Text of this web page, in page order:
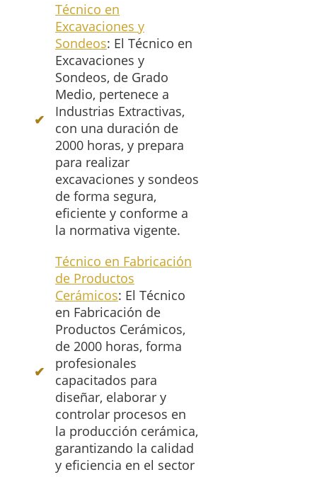
Técnico en
Excavaciones y
Sondeos: El Técnico en
Excavaciones y
Sondeos, de Grado
Medio, pertenece a
Industrias Extractivas,
con una duración de
2000 horas, y prepara
para realizar
excavaciones y sondeos
de forma segura,
eficiente y conforme a
la normativa vigente.
Técnico en Fabricación
de Productos
Cerámicos: El Técnico
en Fabricación de
Productos Cerámicos,
de 2000 horas, forma
profesionales
capacitados para
diseñar, elaborar y
controlar procesos en
la producción cerámica,
garantizando la calidad
y eficiencia en el sector